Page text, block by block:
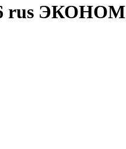
rus ЭКОНОМ